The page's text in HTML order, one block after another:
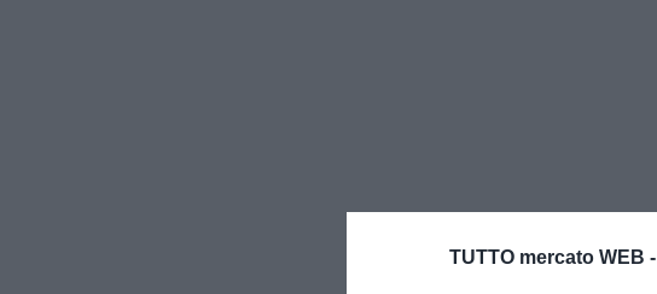
TUTTO mercato WEB -